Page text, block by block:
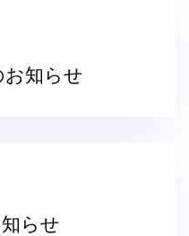
お知らせ
らせ